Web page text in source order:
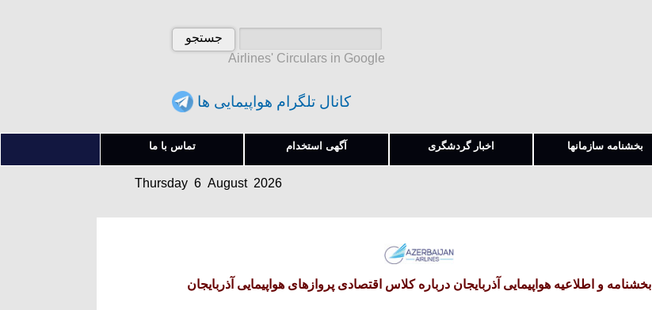
Airlines' Circulars in Google
کانال تلگرام هواپیمایی ها
بخشنامه سازمانها اخبار گردشگری آگهی استخدام تماس با ما
Thursday 6 August 2026
پنجشنبه 15 امرداد 1405
Thursday 6 August 2026
بخشنامه و اطلاعیه هواپیمایی آذربایجان درباره کلاس اقتصادی پروازهای هواپیمایی آذربایجان